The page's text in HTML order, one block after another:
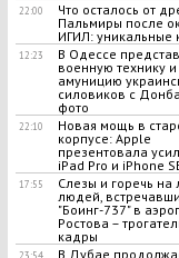
22:00
Что осталось от
Пальмиры после
ИГИЛ: уникальные
12:23
В Одессе
военную технику и
амуницию
силовиков с
фото
22:10
Новая мощь в
корпусе: Apple
презентовала
iPad Pro и iPhone
17:55
Слезы и горечь на
людей,
"Боинг-737" в
Ростова –
кадры
23:54 В Дубае